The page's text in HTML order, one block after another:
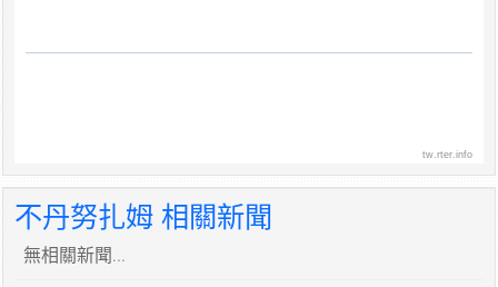
tw.rter.info
不丹努扎姆 相關新聞
無相關新聞...